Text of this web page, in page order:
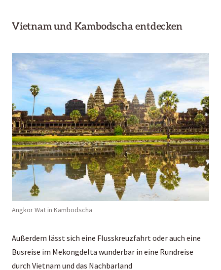
Vietnam und Kambodscha entdecken
Angkor Wat in Kambodscha
Außerdem lässt sich eine Flusskreuzfahrt oder auch eine
Busreise im Mekongdelta wunderbar in eine Rundreise
durch Vietnam und das Nachbarland